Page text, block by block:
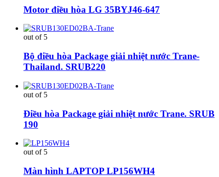
Motor điều hòa LG 35BYJ46-647
out of 5
Bộ điều hòa Package giải nhiệt nước Trane-
Thailand. SRUB220
out of 5
Điều hòa Package giải nhiệt nước Trane. SRUB
190
out of 5
Màn hình LAPTOP LP156WH4